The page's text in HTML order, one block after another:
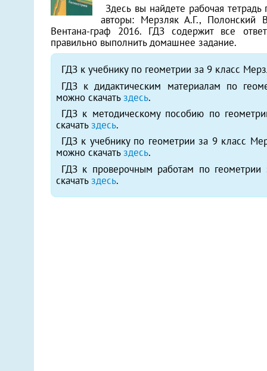
Здесь вы найдете рабочая
авторы: Мерзляк А.Г., Полонский
Вентана-граф 2016. ГДЗ содержит все
правильно выполнить домашнее задание.
ГДЗ к учебнику по геометрии за 9 класс
ГДЗ к дидактическим материалам по
можно скачатьздесь.
ГДЗ к методическому пособию по
скачатьздесь.
ГДЗ к учебнику по геометрии за 9 класс
можно скачатьздесь.
ГДЗ к проверочным работам по
скачатьздесь.